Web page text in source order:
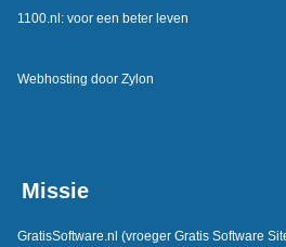
1100.nl: voor een beter leven
Webhosting door Zylon
Missie
GratisSoftware.nl (vroeger Gratis Software